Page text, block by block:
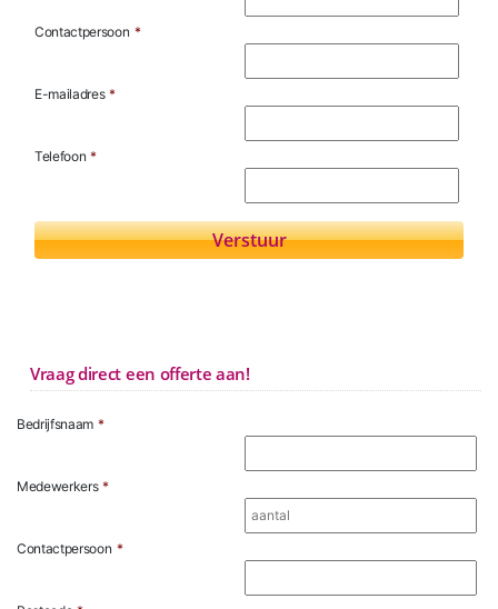
Contactpersoon *
E-mailadres *
Telefoon *
Vraag direct een offerte aan!
Bedrijfsnaam *
Medewerkers *
Contactpersoon *